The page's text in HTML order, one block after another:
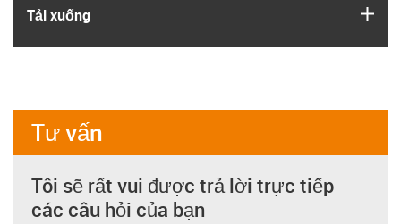
Tải xuống
Tư vấn
Tôi sẽ rất vui được trả lời trực tiếp
các câu hỏi của bạn